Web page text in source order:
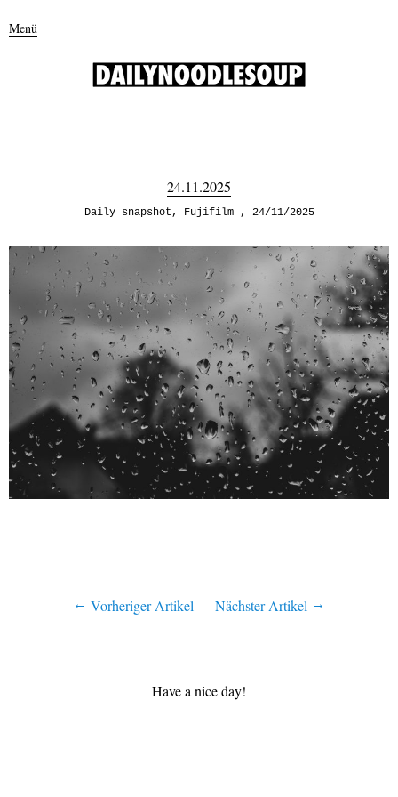
Menü
24.11.2025
Daily snapshot, Fujifilm 24/11/2025
Vorheriger Artikel Nächster Artikel
Have a nice day!